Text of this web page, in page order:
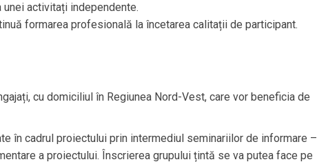
activitați independente.
formarea profesională la încetarea calitații de participant.
cu domiciliul în Regiunea Nord-Vest, care vor beneficia de
în cadrul proiectului prin intermediul seminariilor de informare –
a proiectului. Înscrierea grupului țintă se va putea face pe